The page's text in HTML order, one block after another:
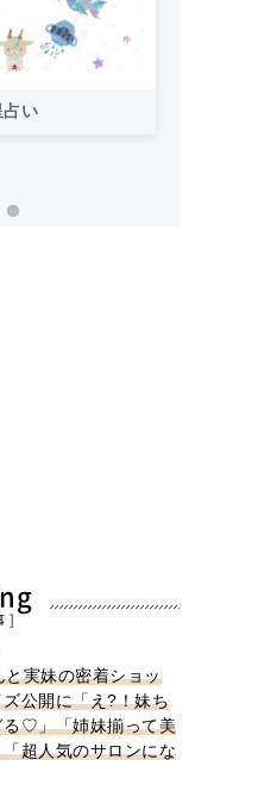
占い
]
と実妹の密着ショッ
公開に「え?！妹ち
る♡」「姉妹揃って美
超人気のサロンにな